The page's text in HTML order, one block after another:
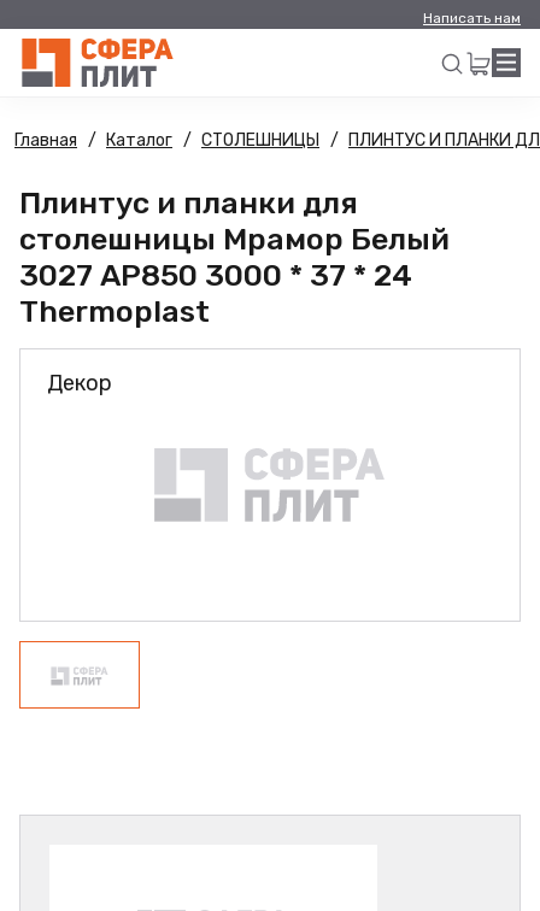
Написать нам
Искать
Главная Каталог СТОЛЕШНИЦЫ ПЛИНТУС И ПЛАНКИ
Плинтус и планки для
столешницы Мрамор Белый
3027 AP850 3000 * 37 * 24
Thermoplast
Декор